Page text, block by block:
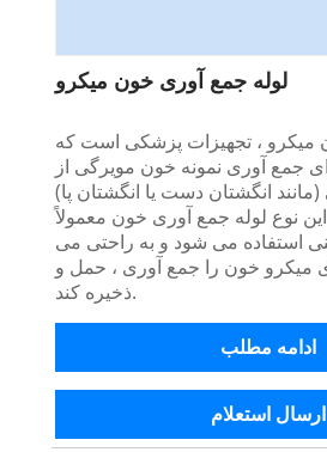
لوله جمع آوری خون میکرو
میکرو ، تجهیزات پزشکی است که
جمع آوری نمونه خون مویرگی از
(مانند انگشتان دست یا انگشتان پا)
نوع لوله جمع آوری خون معمولاً
استفاده می شود و به راحتی می
میکرو خون را جمع آوری ، حمل و
ذخیره کند.
ادامه مطلب
ارسال استعلام